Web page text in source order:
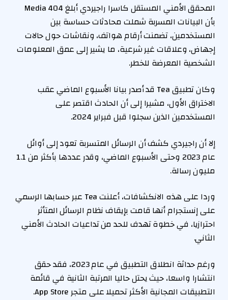
المحقق الأمني المستقل كاسرا راجيردي أبلغ 404 Media
بأن البيانات المسربة شملت محادثات حساسة بين
المستخدمين، تضمنت أرقام هواتف، ونقاشات حول حالات
إجهاض، وعلاقات غير شرعية، ما يشير إلى عمق المعلومات
الشخصية المعرضة للخطر.
وكان تطبيق Tea قد أصدر بيانا الأسبوع الماضي عقب
الاختراق الأول، مشيرا إلى أن الحادث اقتصر على
المستخدمين الذين سجلوا قبل فبراير 2024.
إلا أن راجيردي كشف أن الرسائل المتسربة تعود إلى أوائل
عام 2023 وحتى الأسبوع الماضي، وقدر عددها بأكثر من 1.1
مليون رسالة.
وردا على هذه الانكشافات، أعلنت Tea عبر حسابها الرسمي
على إنستجرام أنها قامت بإيقاف نظام الرسائل المتأثر
احترازيا، في خطوة تهدف للحد من تداعيات الحادث الأمني
الثاني.
ورغم حداثة انطلاق التطبيق في عام 2023، فقد حقق
انتشارا واسعا، حيث يحتل حاليا المرتبة الثانية في قائمة
التطبيقات المجانية الأكثر تحميلا على متجر App Store.